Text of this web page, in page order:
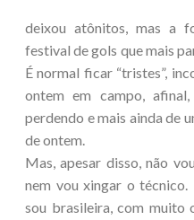
deixou atônitos, mas a
festival de gols que mais
É normal ficar “tristes”,
ontem em campo,
perdendo e mais ainda de
de ontem.
Mas, apesar disso, não
nem vou xingar o
sou brasileira, com muito